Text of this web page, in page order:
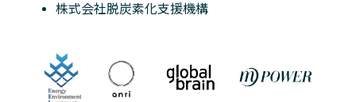
株式会社脱炭素化支援機構